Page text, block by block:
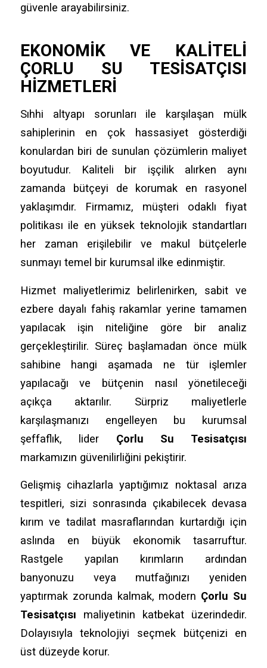
güvenle arayabilirsiniz.
EKONOMIK VE KALITELI
ÇORLU SU TESISATÇISI
HIZMETLERI
Sıhhi altyapı sorunları ile karşılaşan mülk
sahiplerinin en çok hassasiyet gösterdiği
konulardan biri de sunulan çözümlerin maliyet
boyutudur. Kaliteli bir işçilik alırken aynı
zamanda bütçeyi de korumak en rasyonel
yaklaşımdır. Firmamız, müşteri odaklı fiyat
politikası ile en yüksek teknolojik standartları
her zaman erişilebilir ve makul bütçelerle
sunmayı temel bir kurumsal ilke edinmiştir.
Hizmet maliyetlerimiz belirlenirken, sabit ve
ezbere dayalı fahiş rakamlar yerine tamamen
yapılacak işin niteliğine göre bir analiz
gerçekleştirilir. Süreç başlamadan önce mülk
sahibine hangi aşamada ne tür işlemler
yapılacağı ve bütçenin nasıl yönetileceği
açıkça aktarılır. Sürpriz maliyetlerle
karşılaşmanızı engelleyen bu kurumsal
şeffaflık, lider Çorlu Su Tesisatçısı
markamızın güvenilirliğini pekiştirir.
Gelişmiş cihazlarla yaptığımız noktasal arıza
tespitleri, sizi sonrasında çıkabilecek devasa
kırım ve tadilat masraflarından kurtardığı için
aslında en büyük ekonomik tasarruftur.
Rastgele yapılan kırımların ardından
banyonuzu veya mutfağınızı yeniden
yaptırmak zorunda kalmak, modern Çorlu Su
Tesisatçısı maliyetinin katbekat üzerindedir.
Dolayısıyla teknolojiyi seçmek bütçenizi en
üst düzeyde korur.